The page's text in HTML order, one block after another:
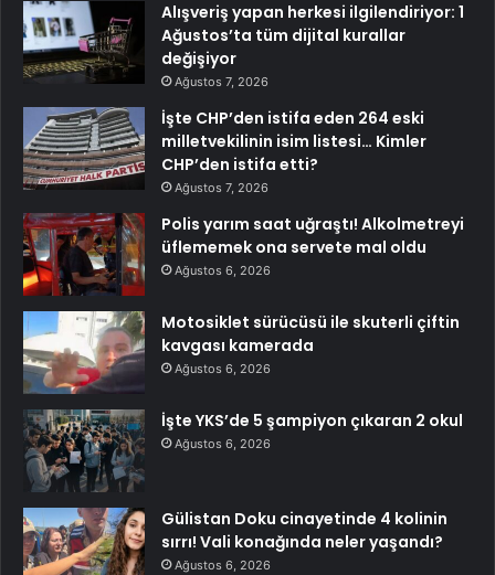
Alışveriş yapan herkesi ilgilendiriyor: 1
Ağustos’ta tüm dijital kurallar
değişiyor
Ağustos 7, 2026
İşte CHP’den istifa eden 264 eski
milletvekilinin isim listesi… Kimler
CHP’den istifa etti?
Ağustos 7, 2026
Polis yarım saat uğraştı! Alkolmetreyi
üflememek ona servete mal oldu
Ağustos 6, 2026
Motosiklet sürücüsü ile skuterli çiftin
kavgası kamerada
Ağustos 6, 2026
İşte YKS’de 5 şampiyon çıkaran 2 okul
Ağustos 6, 2026
Gülistan Doku cinayetinde 4 kolinin
sırrı! Vali konağında neler yaşandı?
Ağustos 6, 2026